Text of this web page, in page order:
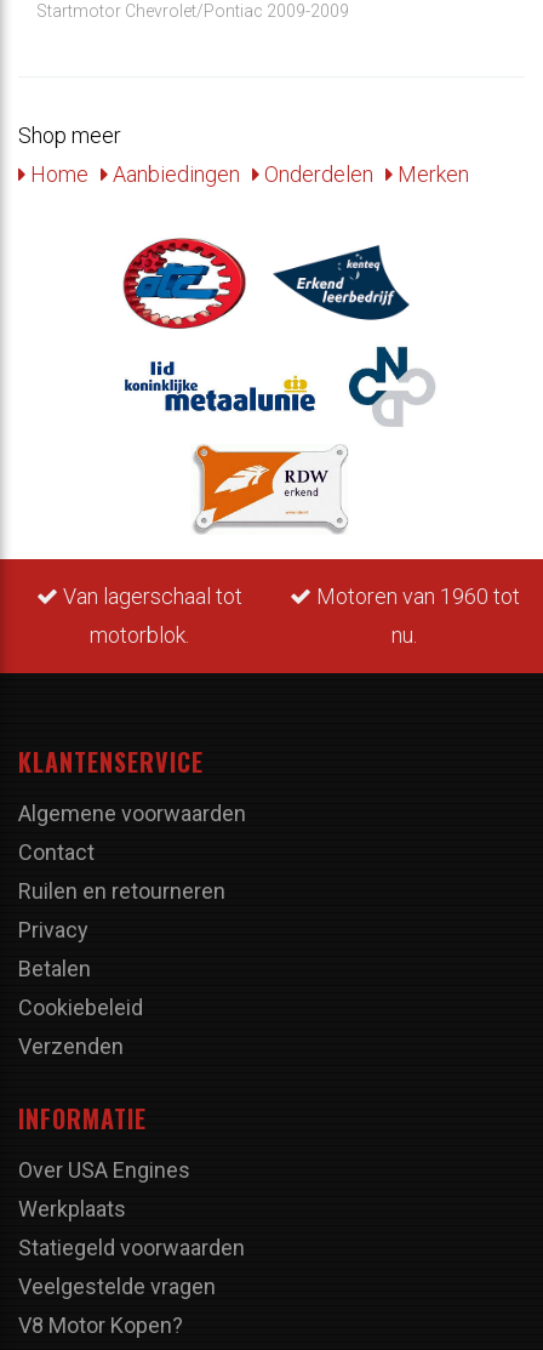
Startmotor Chevrolet/Pontiac 2009-2009
Shop meer
Home
Aanbiedingen Onderdelen Merken
Van lagerschaal tot
motorblok.
Motoren van 1960 tot
nu.
KLANTENSERVICE
Algemene voorwaarden
Contact
Ruilen en retourneren
Privacy
Betalen
Cookiebeleid
Verzenden
INFORMATIE
Over USA Engines
Werkplaats
Statiegeld voorwaarden
Veelgestelde vragen
V8 Motor Kopen?